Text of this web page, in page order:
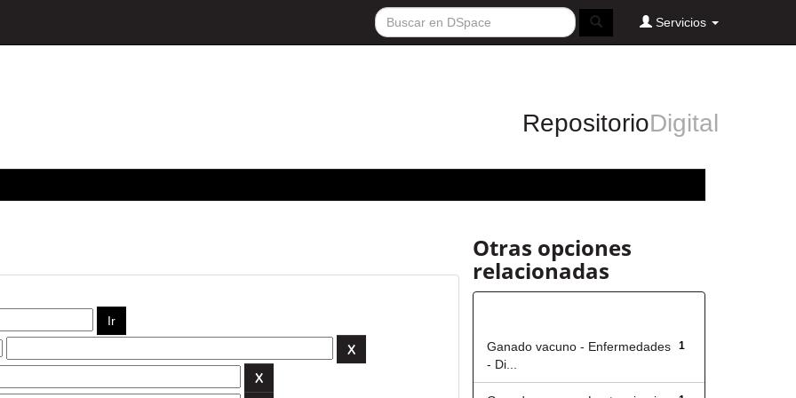
Servicios
RepositorioDigital
Otras opciones
relacionadas
1
Ganado vacuno - Enfermedades
- Di...